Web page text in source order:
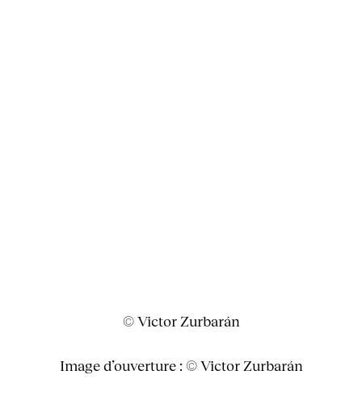
© Victor Zurbarán
Image d’ouverture : © Victor Zurbarán